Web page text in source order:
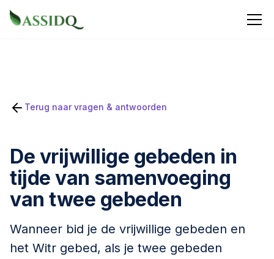
Terug naar vragen & antwoorden
De vrijwillige gebeden in
tijde van samenvoeging
van twee gebeden
Wanneer bid je de vrijwillige gebeden en
het Witr gebed, als je twee gebeden